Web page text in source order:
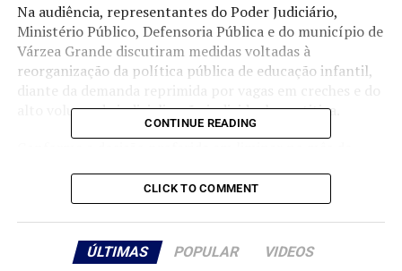
Na audiência, representantes do Poder Judiciário,
Ministério Público, Defensoria Pública e do município de
Várzea Grande discutiram medidas voltadas à
reorganização da política pública de educação infantil,
alto volume de judicialização individual repetitiva.
estrutural contendo metas objetivas, cronograma e
medidas estruturais para ampliar e organizar a oferta de
vagas, assim como critérios de priorização sucessivos e
medidas transitórias para mitigação da fila.
CONTINUE READING
CLICK TO COMMENT
ÚLTIMAS POPULAR VIDEOS